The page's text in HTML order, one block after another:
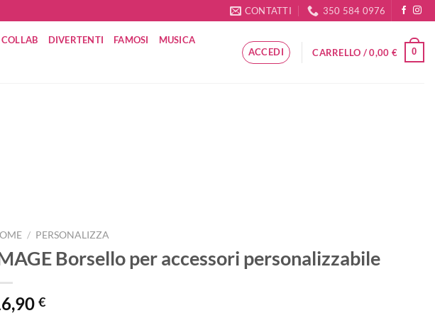
CONTATTI 350 584 0976
COLLAB DIVERTENTI FAMOSI MUSICA
ACCEDI CARRELLO /0,00 € 0
/ PERSONALIZZA
Borsello per accessori personalizzabile
€